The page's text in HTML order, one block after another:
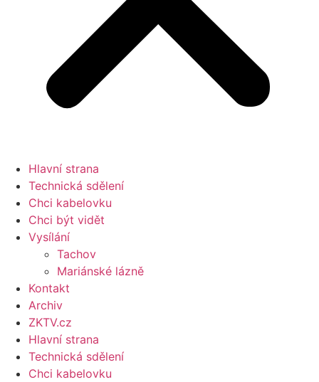
Hlavní strana
Technická sdělení
Chci kabelovku
Chci být vidět
Vysílání
Tachov
Mariánské lázně
Kontakt
Archiv
ZKTV.cz
Hlavní strana
Technická sdělení
Chci kabelovku